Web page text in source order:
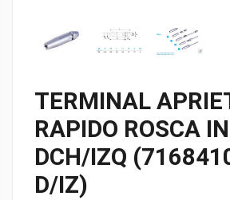
TERMINAL
RAPIDO ROSCA
DCH/IZQ
D/IZ)